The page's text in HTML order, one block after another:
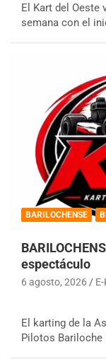
El Kart del Oeste
semana con el
BARILOCHENSE
espectáculo
6 agosto, 2026
El karting de la
Pilotos Bariloche